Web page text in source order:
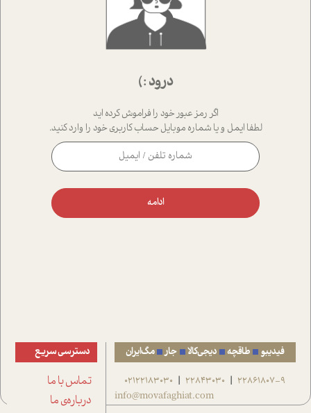
درود :)
اگر رمز عبور خود را فراموش کرده اید
لطفا ایمل و یا شماره موبایل حساب کاربری خود را وارد کنید.
ادامه
فیدیبو طاقچه دیجی‌کالا جار مگ‌ایران
22861807-9
|
22843030
|
02122183030
info@movafaghiat.com
دسترسی سریع
تماس با ما
درباره‌ی ما